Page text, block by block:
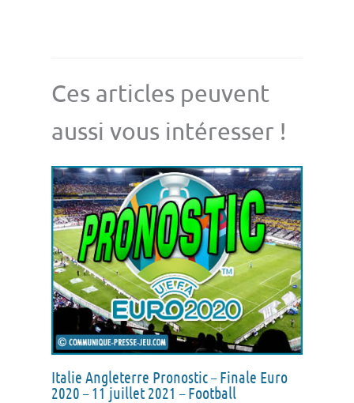
Ces articles peuvent
aussi vous intéresser !
Italie Angleterre Pronostic – Finale Euro
2020 – 11 juillet 2021 – Football